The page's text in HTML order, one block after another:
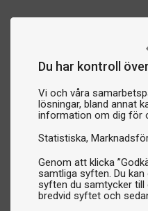
Du har kontroll
Vi och våra
lösningar, bland annat
information om dig för
Statistiska
Genom att klicka
samtliga syften. Du
syften du samtycker till
bredvid syftet och